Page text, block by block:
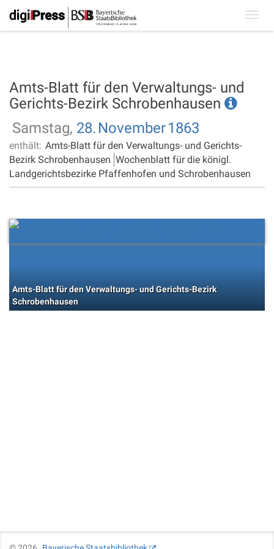
Amts-Blatt für den Verwaltungs- und
Gerichts-Bezirk Schrobenhausen
Samstag, 28. November1863
enthält: Amts-Blatt für den Verwaltungs- und Gerichts-
Bezirk Schrobenhausen Wochenblatt für die königl.
Landgerichtsbezirke Pfaffenhofen und Schrobenhausen
Amts-Blatt für den Verwaltungs- und Gerichts-Bezirk
Schrobenhausen